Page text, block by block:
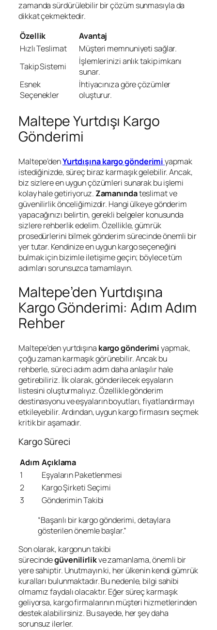
zamanda sürdürülebilir bir çözüm sunmasıyla da
dikkat çekmektedir.
Özellik
Avantaj
Hızlı Teslimat
Müşteri memnuniyeti sağlar.
Takip Sistemi
İşlemlerinizi anlık takip imkanı
sunar.
Esnek
Seçenekler
İhtiyacınıza göre çözümler
oluşturur.
Maltepe Yurtdışı Kargo
Gönderimi
Maltepe’denYurtdışına kargo gönderimiyapmak
istediğinizde, süreç biraz karmaşık gelebilir. Ancak,
biz sizlere en uygun çözümleri sunarak bu işlemi
kolay hale getiriyoruz. Zamanındateslimat ve
güvenilirlik önceliğimizdir. Hangi ülkeye gönderim
yapacağınızı belirtin, gerekli belgeler konusunda
sizlere rehberlik edelim. Özellikle, gümrük
prosedürlerini bilmek gönderim sürecinde önemli bir
yer tutar. Kendinize en uygun kargo seçeneğini
bulmak için bizimle iletişime geçin; böylece tüm
adımları sorunsuzca tamamlayın.
Maltepe’den Yurtdışına
Kargo Gönderimi: Adım Adım
Rehber
Maltepe’den yurtdışına kargo gönderimiyapmak,
çoğu zaman karmaşık görünebilir. Ancak bu
rehberle, süreci adım adım daha anlaşılır hale
getirebiliriz. İlk olarak, gönderilecek eşyaların
listesini oluşturmalıyız. Özellikle gönderim
destinasyonu ve eşyaların boyutları, fiyatlandırmayı
etkileyebilir. Ardından, uygun kargo firmasını seçmek
kritik bir aşamadır.
Kargo Süreci
Adım Açıklama
1
Eşyaların Paketlenmesi
2
Kargo Şirketi Seçimi
3
Gönderimin Takibi
“Başarılı bir kargo gönderimi, detaylara
gösterilen önemle başlar.”
Son olarak, kargonun takibi
sürecindegüvenilirlikve zamanlama, önemli bir
yere sahiptir. Unutmayın ki, her ülkenin kendi gümrük
kuralları bulunmaktadır. Bu nedenle, bilgi sahibi
olmamız faydalı olacaktır. Eğer süreç karmaşık
geliyorsa, kargo firmalarının müşteri hizmetlerinden
destek alabilirsiniz. Bu sayede, her şey daha
sorunsuz ilerler.